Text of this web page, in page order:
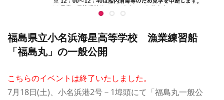
福島県立小名浜海星高等学校 漁業練習船
「福島丸」の一般公開
こちらのイベントは終了いたしました。
7月18日(土)、小名浜港2号－1埠頭にて「福島丸一般公